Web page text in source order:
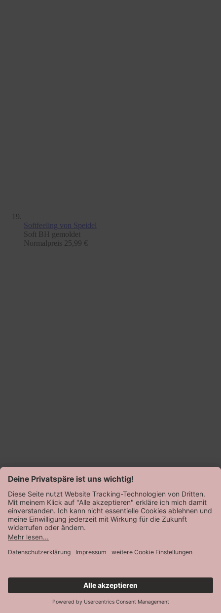
Softfeeling von Speidel
Soft BH gemoldet
Normalpreis 25,99 €
Softfeelingvon Speidel
Trägerhemd
Normalpreis 18,99 €